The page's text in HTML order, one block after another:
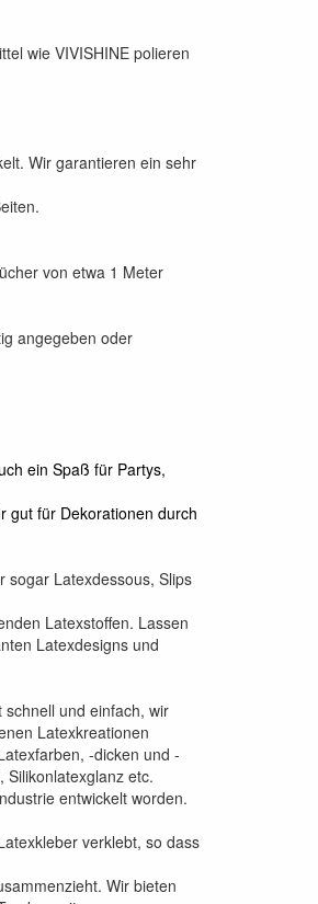
wie VIVISHINE polieren
Wir garantieren ein sehr
von etwa 1 Meter
angegeben oder
ein Spaß für Partys,
gut für Dekorationen durch
sogar Latexdessous, Slips
Latexstoffen. Lassen
Latexdesigns und
und einfach, wir
Latexkreationen
-dicken und -
Silikonlatexglanz etc.
entwickelt worden.
verklebt, so dass
Wir bieten